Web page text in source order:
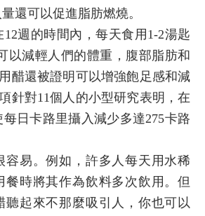
還可以促進脂肪燃燒。
週的時間內，每天食用1-2湯匙
以減輕人們的體重，腹部脂肪和
醋還被證明可以增強飽足感和減
針對11個人的小型研究表明，在
日卡路里攝入減少多達275卡路
容易。例如，許多人每天用水稀
餐時將其作為飲料多次飲用。但
聽起來不那麼吸引人，你也可以